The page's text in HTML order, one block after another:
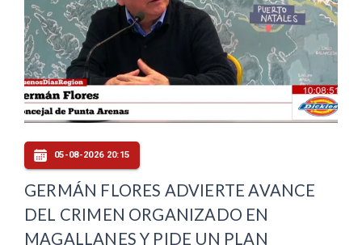
05-08-2026 20:15
GERMÁN FLORES ADVIERTE AVANCE
DEL CRIMEN ORGANIZADO EN
MAGALLANES Y PIDE UN PLAN